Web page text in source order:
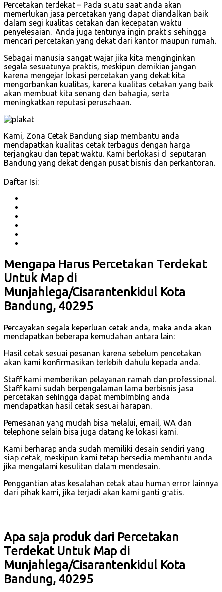
Percetakan terdekat – Pada suatu saat anda akan
memerlukan jasa percetakan yang dapat diandalkan baik
dalam segi kualitas cetakan dan kecepatan waktu
penyelesaian. Anda juga tentunya ingin praktis sehingga
mencari percetakan yang dekat dari kantor maupun rumah.
Sebagai manusia sangat wajar jika kita menginginkan
segala sesuatunya praktis, meskipun demikian jangan
karena mengejar lokasi percetakan yang dekat kita
mengorbankan kualitas, karena kualitas cetakan yang baik
akan membuat kita senang dan bahagia, serta
meningkatkan reputasi perusahaan.
Kami, Zona Cetak Bandung siap membantu anda
mendapatkan kualitas cetak terbagus dengan harga
terjangkau dan tepat waktu. Kami berlokasi di seputaran
Bandung yang dekat dengan pusat bisnis dan perkantoran.
Daftar Isi:
Mengapa Harus Percetakan Terdekat
Untuk Map di
Munjahlega/Cisarantenkidul Kota
Bandung, 40295
Percayakan segala keperluan cetak anda, maka anda akan
mendapatkan beberapa kemudahan antara lain:
Hasil cetak sesuai pesanan karena sebelum pencetakan
akan kami konfirmasikan terlebih dahulu kepada anda.
Staff kami memberikan pelayanan ramah dan professional.
Staff kami sudah berpengalaman lama berbisnis jasa
percetakan sehingga dapat membimbing anda
mendapatkan hasil cetak sesuai harapan.
Pemesanan yang mudah bisa melalui, email, WA dan
telephone selain bisa juga datang ke lokasi kami.
Kami berharap anda sudah memiliki desain sendiri yang
siap cetak, meskipun kami tetap bersedia membantu anda
jika mengalami kesulitan dalam mendesain.
Penggantian atas kesalahan cetak atau human error lainnya
dari pihak kami, jika terjadi akan kami ganti gratis.
Apa saja produk dari Percetakan
Terdekat Untuk Map di
Munjahlega/Cisarantenkidul Kota
Bandung, 40295